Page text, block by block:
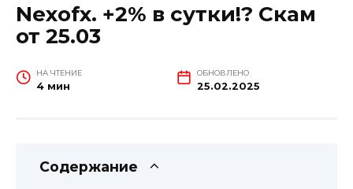
Nexofx. +2% в сутки!? Скам
от 25.03
НА ЧТЕНИЕ
4 мин
ОБНОВЛЕНО
25.02.2025
Содержание